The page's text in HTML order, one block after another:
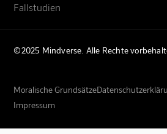
Fallstudien
©2025 Mindverse. Alle Rechte
Moralische Grundsätze
Impressum